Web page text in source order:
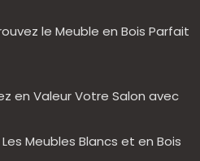
le Meuble en Bois Parfait
en Valeur Votre Salon avec
Meubles Blancs et en Bois